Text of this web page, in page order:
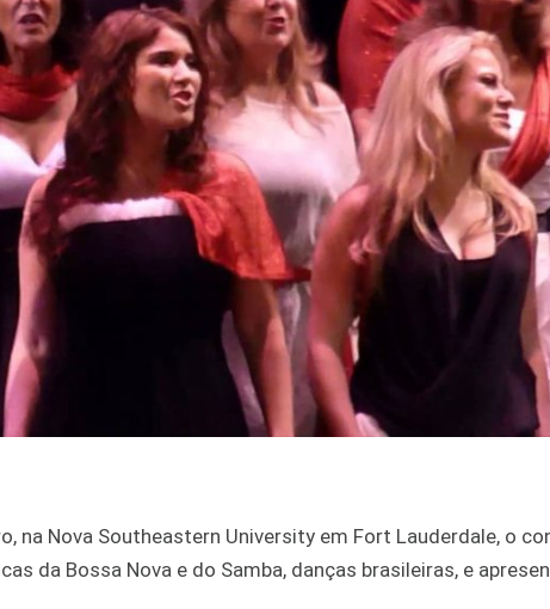
na Nova Southeastern University em Fort Lauderdale, o
da Bossa Nova e do Samba, danças brasileiras, e